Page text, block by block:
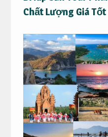
Chất Lượng Giá Tốt